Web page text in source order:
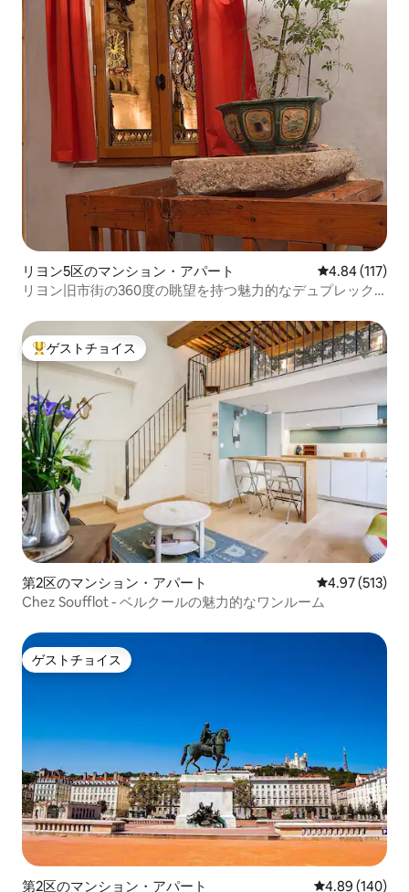
リヨン5区のマンション・アパート レビュー117
4.84 (117)
リヨン旧市街の360度の眺望を持つ魅力的なデュプレック
大好評のゲストチョイスです。
ゲストチョイス
第2区のマンション・アパート レビュー513
4.97 (513)
Chez Soufflot - ベルクールの魅力的なワンルーム
ゲストチョイス
ゲストチョイス
第2区のマンション・アパート レビュー140
4.89 (140)